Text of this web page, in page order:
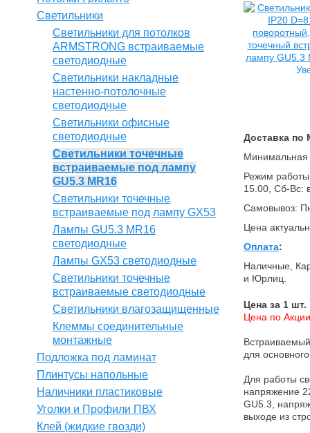
Светильники
Светильники для потолков
ARMSTRONG встраиваемые
светодиодные
Светильники накладные
настенно-потолочные
светодиодные
Светильники офисные
светодиодные
Светильники точечные
встраиваемые под лампу
GU5.3 MR16
Светильники точечные
встраиваемые под лампу GX53
Лампы GU5.3 MR16
светодиодные
Лампы GX53 светодиодные
Светильники точечные
встраиваемые светодиодные
Светильники влагозащищенные
Клеммы соединительные
монтажные
Подложка под ламинат
Плинтусы напольные
Наличники пластиковые
Уголки и Профили ПВХ
Клей (жидкие гвозди)
Доставка по
Минимальная
Режим работы
15.00, Сб-Вс:
Самовывоз:
Цена
Оплата:
Наличные,
и Юрлиц.
Цена за 1 шт.
Цена по
для
Для работы
напряжение
GU5.3,
выходе из